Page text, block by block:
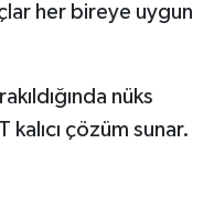
her bireye uygun
nüks
kalıcı çözüm sunar.